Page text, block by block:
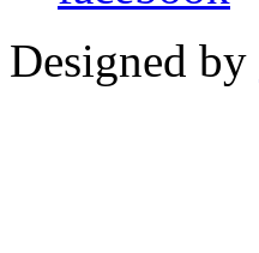
Designed by